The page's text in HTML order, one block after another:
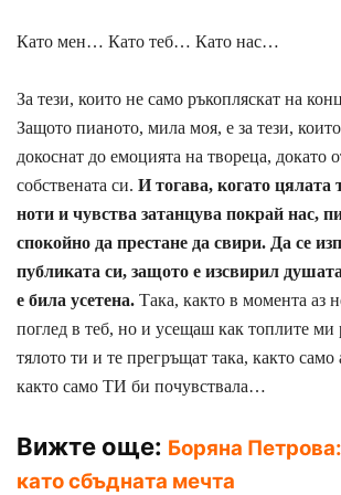
Като мен… Като теб… Като нас…
За тези, които не само ръкопляскат на
Защото пианото, мила моя, е за тези,
докоснат до емоцията на твореца, докато
собствената си. И тогава, когато цялата
ноти и чувства затанцува покрай нас,
спокойно да престане да свири. Да се
публиката си, защото е изсвирил
е била усетена. Така, както в момента аз
поглед в теб, но и усещаш как топлите ми
тялото ти и те прегръщат така, както само
както само ТИ би почувствала…
Вижте още: Боряна
като сбъдната мечта